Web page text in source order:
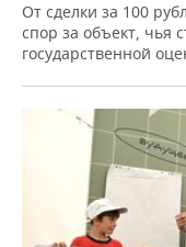
От сделки за 100
спор за объект, чья
государственной